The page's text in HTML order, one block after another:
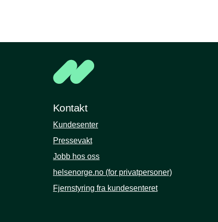
Kontakt
Kundesenter
Pressevakt
Jobb hos oss
helsenorge.no (for privatpersoner)
Fjernstyring fra kundesenteret